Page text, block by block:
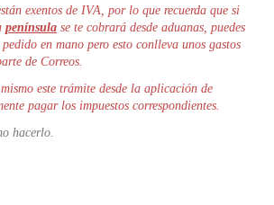
exentos de IVA, por lo que recuerda que si
península se te cobrará desde aduanas, puedes
en mano pero esto conlleva unos gastos
de Correos.
este trámite desde la aplicación de
pagar los impuestos correspondientes.
hacerlo.